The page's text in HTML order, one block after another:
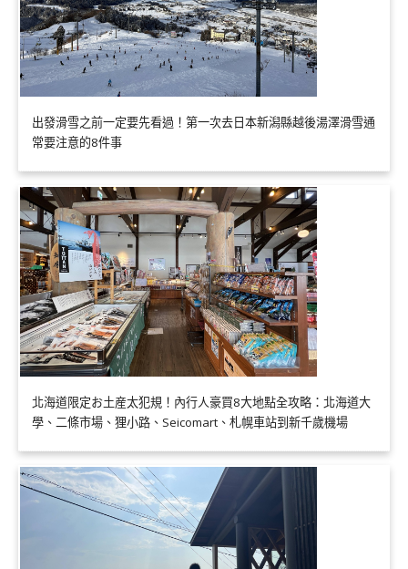
出發滑雪之前一定要先看過！第一次去日本新潟縣越後湯澤滑雪通
常要注意的8件事
北海道限定お土産太犯規！內行人豪買8大地點全攻略：北海道大
學、二條市場、狸小路、Seicomart、札幌車站到新千歲機場